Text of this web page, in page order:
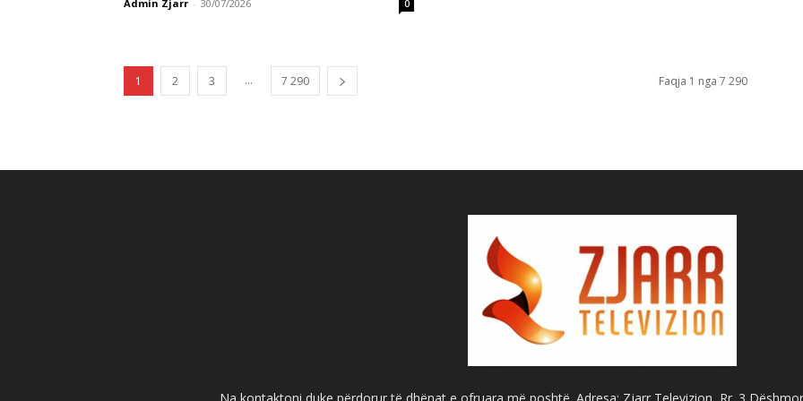
Admin Zjarr - 30/07/2026 0
1 2 3 ... 7 290 Faqja 1 nga 7 290